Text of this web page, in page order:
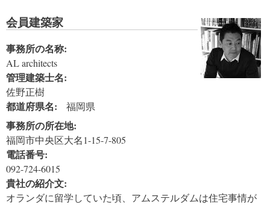
会員建築家
事務所の名称:
AL architects
管理建築士名:
佐野正樹
都道府県名: 福岡県
事務所の所在地:
福岡市中央区大名1-15-7-805
電話番号:
092-724-6015
貴社の紹介文:
オランダに留学していた頃、アムステルダムは住宅事情が